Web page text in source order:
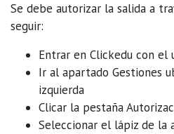
Bell-lloc
Se debe autorizar la salida a
seguir:
Entrar en Clickedu con el
Ir al apartado Gestiones
izquierda
Clicar la pestaña
Seleccionar el lápiz de la